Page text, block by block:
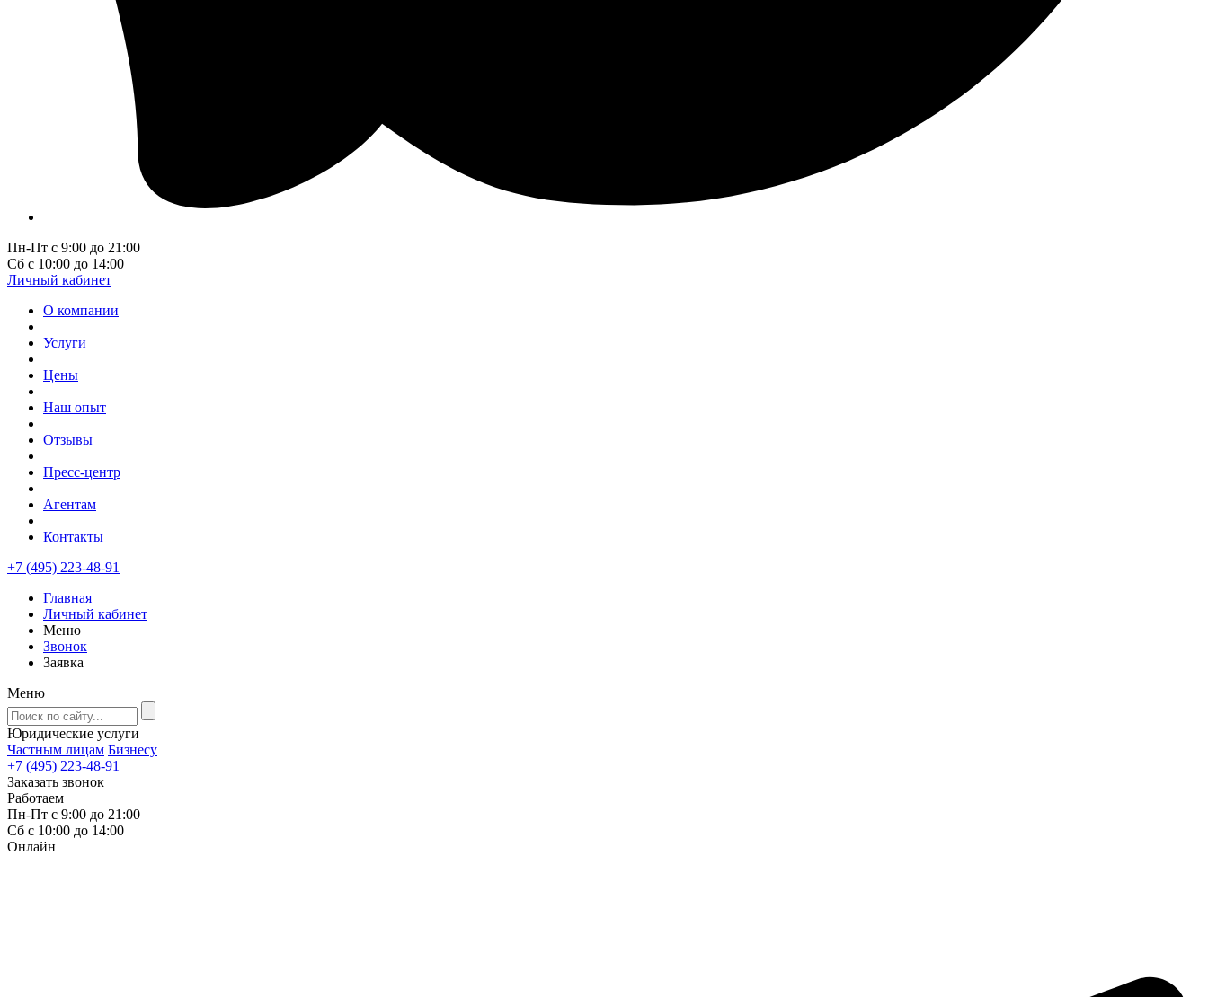
Пн-Пт с 9:00 до 21:00
Сб с 10:00 до 14:00
Личный кабинет
О компании
Услуги
Цены
Наш опыт
Отзывы
Пресс-центр
Агентам
Контакты
+7 (495) 223-48-91
Главная
Личный кабинет
Меню
Звонок
Заявка
Меню
Юридические услуги
Частным лицам Бизнесу
+7 (495) 223-48-91
Заказать звонок
Работаем
Пн-Пт с 9:00 до 21:00
Сб с 10:00 до 14:00
Онлайн